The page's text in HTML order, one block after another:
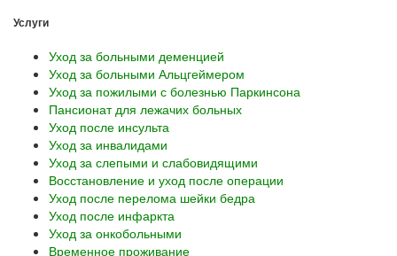
Услуги
Уход за больными деменцией
Уход за больными Альцгеймером
Уход за пожилыми с болезнью Паркинсона
Пансионат для лежачих больных
Уход после инсульта
Уход за инвалидами
Уход за слепыми и слабовидящими
Восстановление и уход после операции
Уход после перелома шейки бедра
Уход после инфаркта
Уход за онкобольными
Временное проживание